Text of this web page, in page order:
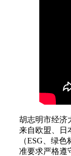
胡志明市经济
来自欧盟、日
（ESG、绿
准要求严格遵